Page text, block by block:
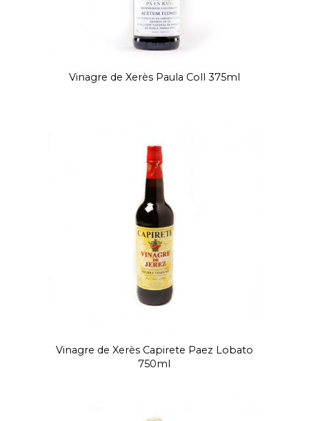
Vinagre de Xerès Paula Coll 375ml
Vinagre de Xerès Capirete Paez Lobato
750ml